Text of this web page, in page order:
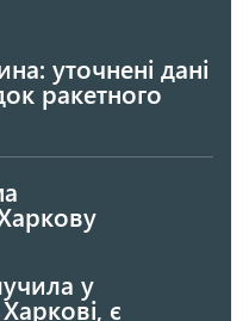
уточнені дані
ракетного
у
є